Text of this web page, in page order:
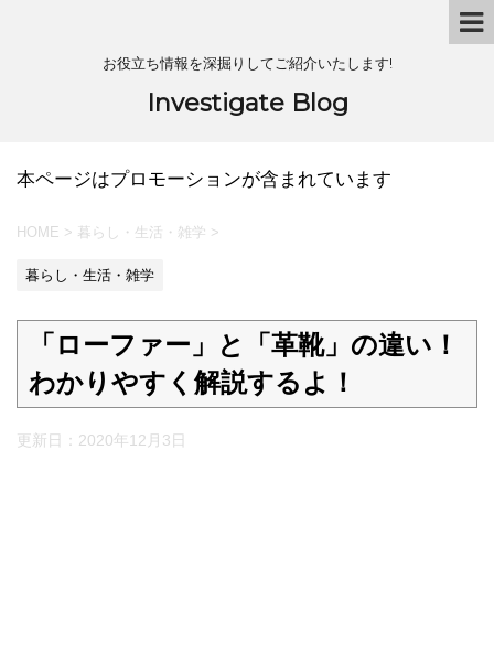
お役立ち情報を深掘りしてご紹介いたします!
Investigate Blog
本ページはプロモーションが含まれています
HOME > 暮らし・生活・雑学 >
暮らし・生活・雑学
「ローファー」と「革靴」の違い！
わかりやすく解説するよ！
更新日： 2020年12月3日